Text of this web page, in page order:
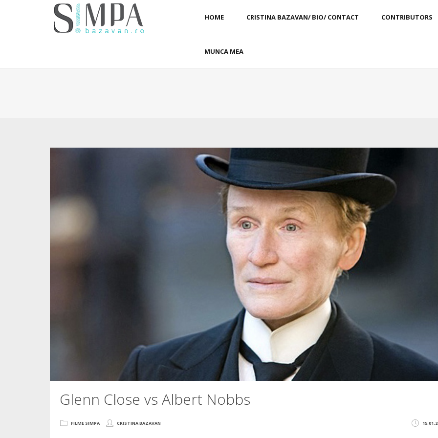
HOME CRISTINA BAZAVAN/ BIO/ CONTACT CONTRIBUTORS
MUNCA MEA
Glenn Close vs Albert Nobbs
FILME SIMPA CRISTINA BAZAVAN